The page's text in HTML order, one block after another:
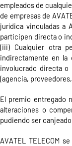
empleados de
de empresas de
jurídica vinculadas a
participen directa o
(iii) Cualquier otra
indirectamente en la
involucrado directa o
(agencia,
El premio entregado
alteraciones o
pudiendo ser
AVATEL TELECOM